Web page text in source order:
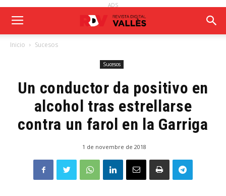
ADS
Inicio Sucesos
Sucesos
Un conductor da positivo en
alcohol tras estrellarse
contra un farol en la Garriga
1 de novembre de 2018